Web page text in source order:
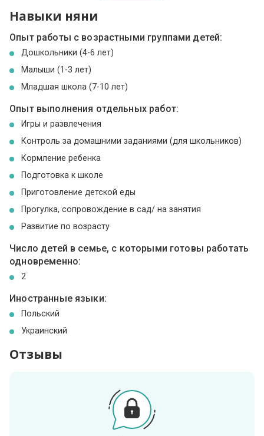
Навыки няни
Опыт работы с возрастными группами детей:
Дошкольники (4-6 лет)
Малыши (1-3 лет)
Младшая школа (7-10 лет)
Опыт выполнения отдельных работ:
Игры и развлечения
Контроль за домашними заданиями (для школьников)
Кормление ребенка
Подготовка к школе
Приготовление детской еды
Прогулка, сопровождение в сад/ на занятия
Развитие по возрасту
Число детей в семье, с которыми готовы работать
одновременно:
2
Иностранные языки:
Польский
Украинский
Отзывы